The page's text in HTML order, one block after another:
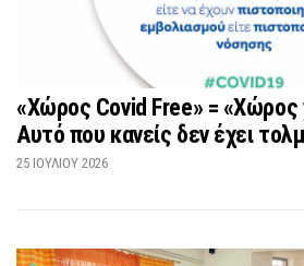
«Χώρος Covid Free» = «Χώρος
Αυτό που κανείς δεν έχει
25 ΙΟΥΛΊΟΥ 2026